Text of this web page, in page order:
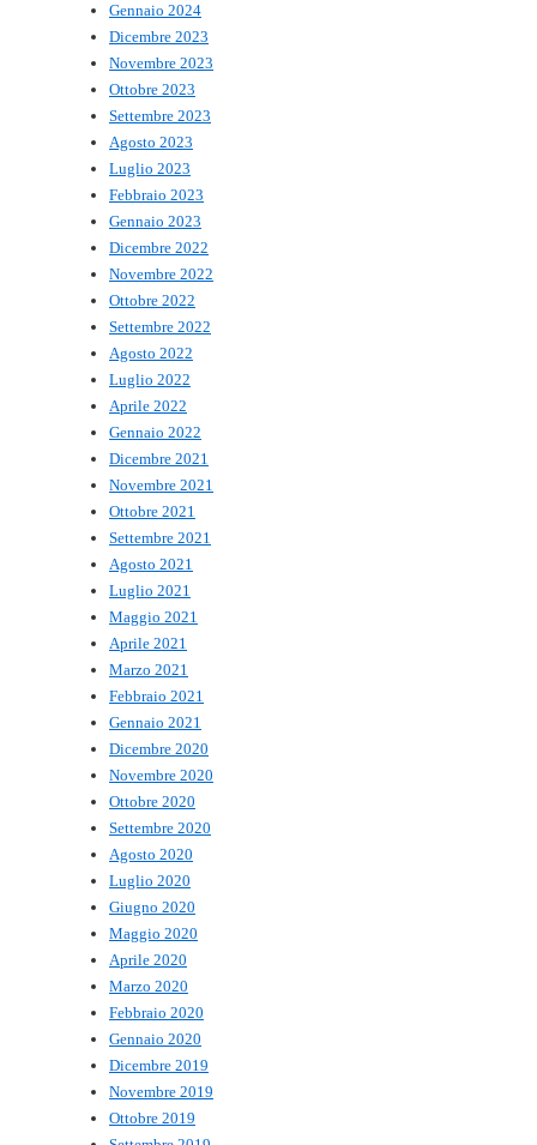
Gennaio 2024
Dicembre 2023
Novembre 2023
Ottobre 2023
Settembre 2023
Agosto 2023
Luglio 2023
Febbraio 2023
Gennaio 2023
Dicembre 2022
Novembre 2022
Ottobre 2022
Settembre 2022
Agosto 2022
Luglio 2022
Aprile 2022
Gennaio 2022
Dicembre 2021
Novembre 2021
Ottobre 2021
Settembre 2021
Agosto 2021
Luglio 2021
Maggio 2021
Aprile 2021
Marzo 2021
Febbraio 2021
Gennaio 2021
Dicembre 2020
Novembre 2020
Ottobre 2020
Settembre 2020
Agosto 2020
Luglio 2020
Giugno 2020
Maggio 2020
Aprile 2020
Marzo 2020
Febbraio 2020
Gennaio 2020
Dicembre 2019
Novembre 2019
Ottobre 2019